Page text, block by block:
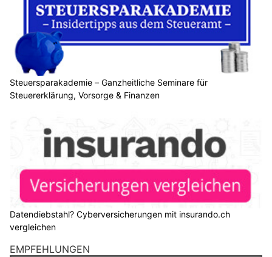
Steuersparakademie – Ganzheitliche Seminare für
Steuererklärung, Vorsorge & Finanzen
Datendiebstahl? Cyberversicherungen mit insurando.ch
vergleichen
EMPFEHLUNGEN